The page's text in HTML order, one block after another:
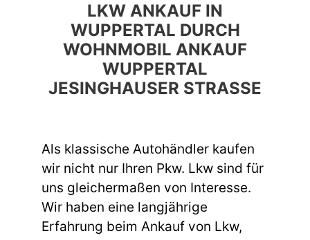
LKW ANKAUF IN
WUPPERTAL DURCH
WOHNMOBIL ANKAUF
WUPPERTAL
JESINGHAUSER STRASSE
Als klassische Autohändler kaufen
wir nicht nur Ihren Pkw. Lkw sind für
uns gleichermaßen von Interesse.
Wir haben eine langjährige
Erfahrung beim Ankauf von Lkw,